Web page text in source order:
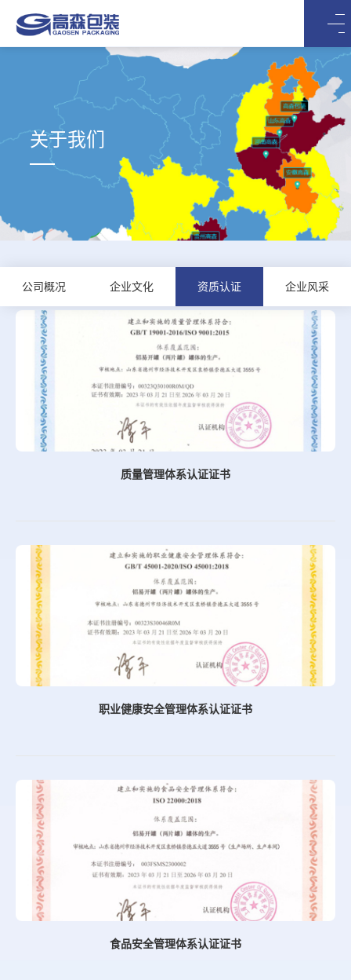
关于我们
公司概况 企业文化 资质认证 企业风采
质量管理体系认证证书
职业健康安全管理体系认证证书
食品安全管理体系认证证书